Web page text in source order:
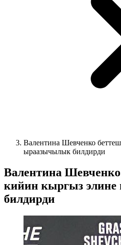
Валентина Шевченко
ыраазычылык билдирди
Валентина
кийин кыргыз
билдирди